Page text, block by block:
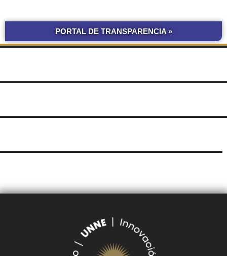
PORTAL DE TRANSPARENCIA »